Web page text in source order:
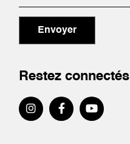
Envoyer
Restez connectés